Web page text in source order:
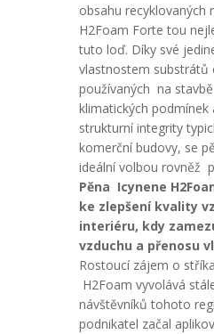
obsahu recyklovaných
H2Foam Forte tou
tuto loď. Díky své
vlastnostem substrátů
používaných na
klimatických podmínek
strukturní integrity
komerční budovy, se
ideální volbou rovněž
Pěna Icynene
ke zlepšení kvality
interiéru, kdy
vzduchu a přenosu
Rostoucí zájem o
H2Foam vyvolává
návštěvníků tohoto
podnikatel začal